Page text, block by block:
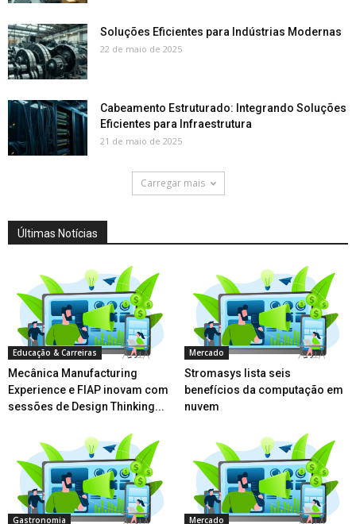
Soluções Eficientes para Indústrias Modernas
22 de maio de 2025
Cabeamento Estruturado: Integrando Soluções
Eficientes para Infraestrutura
21 de maio de 2025
Carregar mais
Últimas Notícias
Educação & Carreiras
Mecânica Manufacturing
Experience e FIAP inovam com
sessões de Design Thinking...
Mercado
Stromasys lista seis
benefícios da computação em
nuvem
Gastronomia Mercado